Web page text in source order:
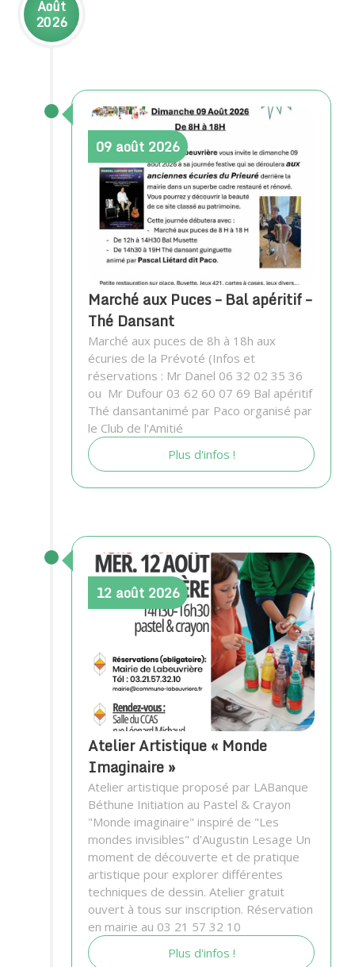
Août
2026
09 août 2026
Marché aux Puces – Bal apéritif –
Thé Dansant
Marché aux puces de 8h à 18h aux
écuries de la Prévoté (Infos et
réservations : Mr Danel 06 32 02 35 36
ou Mr Dufour 03 62 60 07 69 Bal apéritif
Thé dansantanimé par Paco organisé par
le Club de l'Amitié
Plus d'infos !
12 août 2026
Atelier Artistique « Monde
Imaginaire »
Atelier artistique proposé par LABanque
Béthune Initiation au Pastel & Crayon
"Monde imaginaire" inspiré de "Les
mondes invisibles" d'Augustin Lesage Un
moment de découverte et de pratique
artistique pour explorer différentes
techniques de dessin. Atelier gratuit
ouvert à tous sur inscription. Réservation
en mairie au 03 21 57 32 10
Plus d'infos !